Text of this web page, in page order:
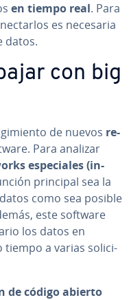
en tiempo real. Para
es necesaria
datos.
con big
de nuevos re­
Para analizar
es­pe­cia­les (in­
principal sea la
como sea posible
este software
los datos en
tiempo a varias so­li­ci­
de código abierto